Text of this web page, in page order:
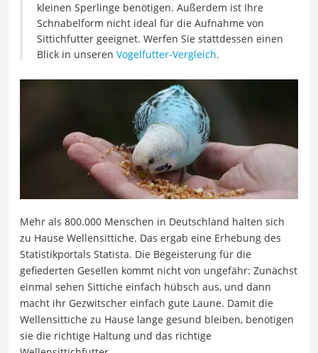
kleinen Sperlinge benötigen. Außerdem ist Ihre
Schnabelform nicht ideal für die Aufnahme von
Sittichfutter geeignet. Werfen Sie stattdessen einen
Blick in unseren Vogelfutter-Vergleich.
Mehr als 800.000 Menschen in Deutschland halten sich
zu Hause Wellensittiche. Das ergab eine Erhebung des
Statistikportals Statista. Die Begeisterung für die
gefiederten Gesellen kommt nicht von ungefähr: Zunächst
einmal sehen Sittiche einfach hübsch aus, und dann
macht ihr Gezwitscher einfach gute Laune. Damit die
Wellensittiche zu Hause lange gesund bleiben, benötigen
sie die richtige Haltung und das richtige